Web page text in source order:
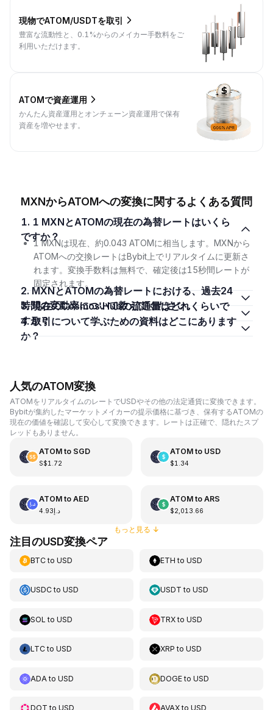
現物でATOM/USDTを取引
豊富な流動性と、0.1%からのメイカー手数料をご
利用いただけます。
ATOMで資産運用
かんたん資産運用とオンチェーン資産運用で保有
資産を増やせます。
MXNからATOMへの変換に関するよくある質問
1. 1 MXNとATOMの現在の為替レートはいくら
ですか？
1 MXNは現在、約0.043 ATOMに相当します。MXNから
ATOMへの交換レートはBybit上でリアルタイムに更新さ
れます。変換手数料は無料で、確定後は15秒間レートが
固定されます。
2. MXNとATOMの為替レートにおける、過去24
時間の変動率について教えてください。
3. 現在のCosmos Hubの流通量はどれくらいで
すか？
4. 取引について学ぶための資料はどこにあります
か？
人気のATOM変換
ATOMをリアルタイムのレートでUSDやその他の法定通貨に変換できます。
Bybitが集約したマーケットメイカーの提示価格に基づき、保有するATOMの
現在の価値を確認して安心して変換できます。レートは正確で、隠れたスプ
レッドもありません。
ATOMto SGD
S$1.72
ATOMto USD
$1.34
ATOMto AED
د.إ4.93
ATOMto ARS
$2,013.66
もっと見る ↓
注目のUSD変換ペア
BTCto USD ETH toUSD
USDCto USD USDT toUSD
SOL to USD TRXtoUSD
LTCto USD XRP toUSD
ADA to USD DOGEtoUSD
DOT to USD AVAXtoUSD